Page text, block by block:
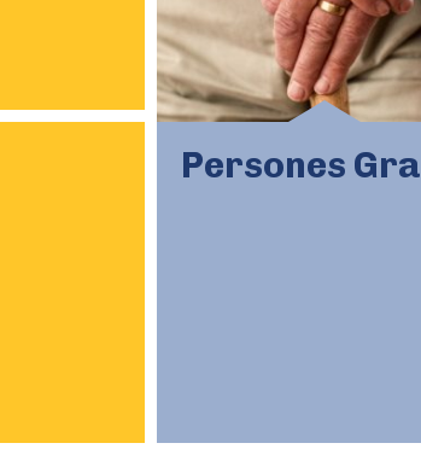
Persones